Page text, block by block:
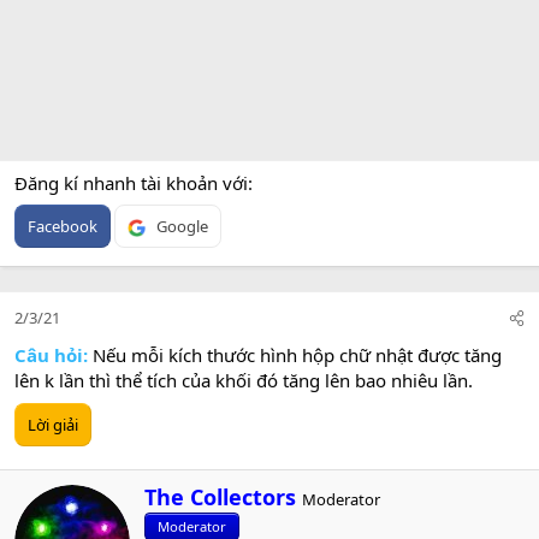
Đăng kí nhanh tài khoản với
Facebook Google
2/3/21
Câu hỏi: Nếu mỗi kích thước hình hộp chữ nhật được tăng
lên k lần thì thể tích của khối đó tăng lên bao nhiêu lần.
Lời giải
W
r
The Collectors Moderator
Moderator